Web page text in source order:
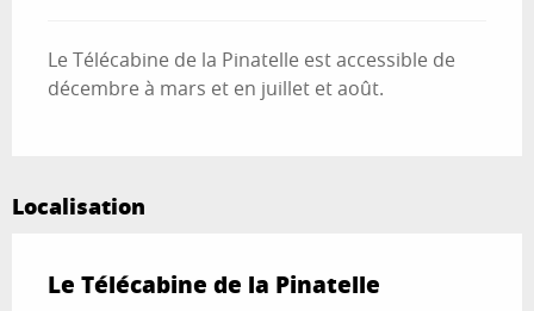
Le Télécabine de la Pinatelle est accessible de
décembre à mars et en juillet et août.
Localisation
Le Télécabine de la Pinatelle